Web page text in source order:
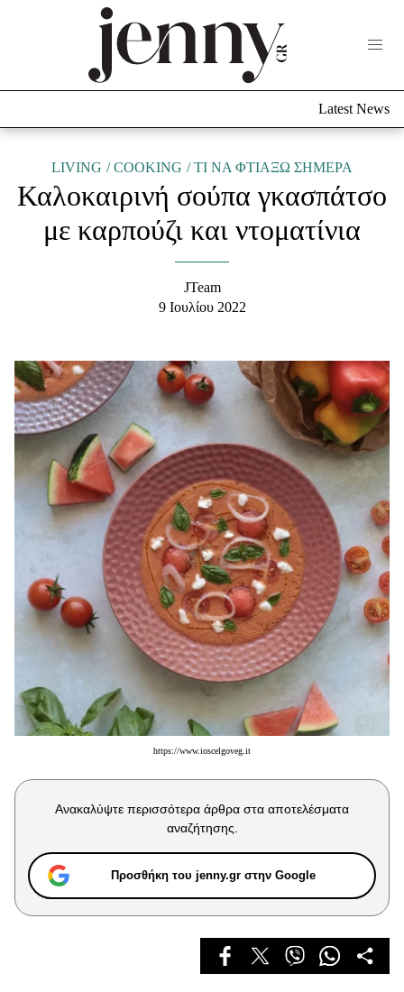
Culture
Fashion
Shopping
Skincare
Μαλλιά - Νύχια
Μακιγιάζ
Beauty News
Well being
Ψυχολογία
Υγεία + Διατροφή
Σχέσεις & Σεξ
Fitness
Woman Power
Parenting
Working Girl
Real Women
Πρόσωπα
Celebrities
Who
True Stories
Ask the Guru
Latest News
LIVING COOKING TΙ ΝΑ ΦΤΙΑΞΩ ΣΗΜΕΡΑ
Καλοκαιρινή σούπα γκασπάτσο
με καρπούζι και ντοματίνια
JTeam
9 Ιουλίου 2022
https://www.ioscelgoveg.it
Ανακαλύψτε περισσότερα άρθρα στα αποτελέσματα
αναζήτησης.
Προσθήκη του jenny.gr στην Google